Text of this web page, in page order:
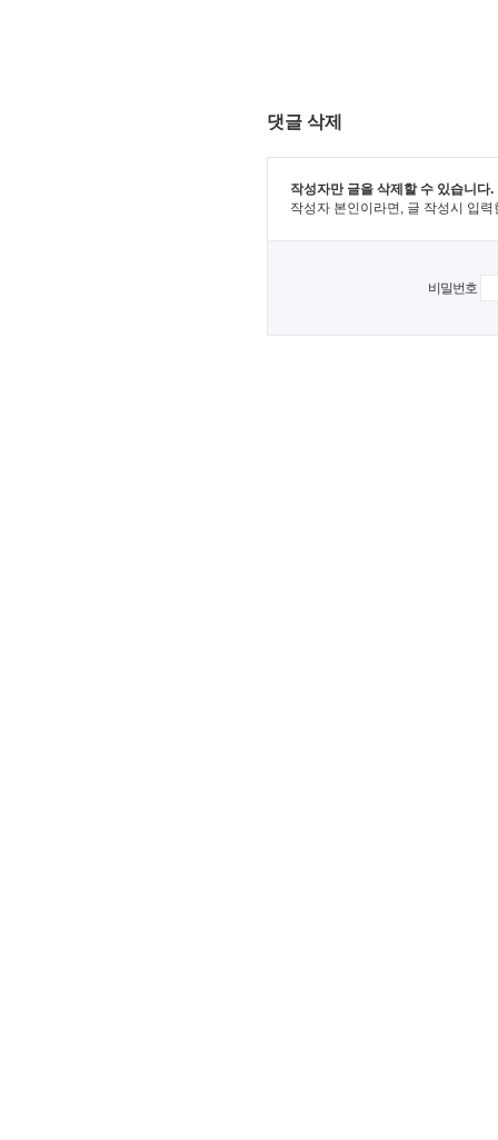
댓글 삭제
작성자만 글을 삭제할 수 있습니다.
작성자 본인이라면, 글 작성시 입
비밀번호